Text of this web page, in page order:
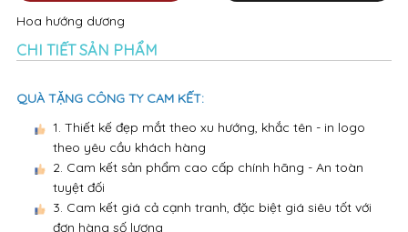
Hoa hướng dương
CHI TIẾT SẢN PHẨM
QUÀ TẶNG CÔNG TY CAM KẾT:
1. Thiết kế đẹp mắt theo xu hướng, khắc tên - in logo
theo yêu cầu khách hàng
2. Cam kết sản phẩm cao cấp chính hãng - An toàn
tuyệt đối
3. Cam kết giá cả cạnh tranh, đặc biệt giá siêu tốt với
đơn hàng số lượng